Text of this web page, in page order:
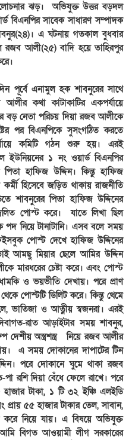
ঝড়। অভিযুক্ত উত্তর বড়দল
বিএনপির সাবেক সাধারণ সম্পাদক
এ ঘটনায় গতকাল বুধবার
রজব আলী(২৫) বাদি হয়ে তাহিরপুর
পূর্বে এনামুল হক শাবনুরের সাথে
কথা কাটাকাটির একপর্যায়ে
বড় নেতা পরিচয় দিয়া রজব আলীকে
পর বিএনপিকে সুসংগঠিত করতে
কমিটি গঠন শুরু হয়। এরই
ইউনিয়নের ১ নং ওয়ার্ড বিএনপির
পিতা হাফিজ উদ্দিন। কিন্তু হাফিজ
হিসেবে জড়িত থাকায় রাজনীতি
পিতা হাফিজ উদ্দিনের
পোস্ট করে। যাতে লিখা ছিল
নিয়ে টানাটানি। এসব বলে সময়
পোস্ট দেখে হাফিজ উদ্দিনের
আমছু মিয়ার ছেলে আমির উদ্দিন
মারধরের চেষ্টা করে। এবং পোস্ট
ও ভয়ভীতি দেখায়। পরে প্রাণ
পোস্টটি ডিলিট করে। কিন্তু থেমে
ভাতিজা ও আত্নীয় স্বজনরা। এরই
রাত আড়াইটার সময় শাবনুর,
অস্ত্রশস্ত্র নিয়ে রজব আলীর
এ সময় দোকানের দাপাটের টিন
পরে দোকানে ঘুমে থাকা রজব
রশি দিয়া বেঁধে ফেলে রাখে। পরে
টাকা, ১ টি ৩২ ইঞ্চি এলইডি
প্রায় ৫৫ হাজার টাকার তেল, সাবান,
করে নিয়ে যায়। এ বিষয়ে অভিযুক্ত
বিগত আওয়ামী লীগ সরকারের